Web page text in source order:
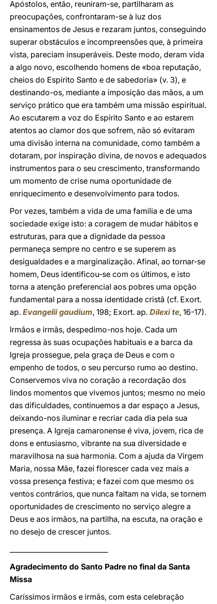
Apóstolos, então, reuniram-se, partilharam as
preocupações, confrontaram-se à luz dos
ensinamentos de Jesus e rezaram juntos, conseguindo
superar obstáculos e incompreensões que, à primeira
vista, pareciam insuperáveis. Deste modo, deram vida
a algo novo, escolhendo homens de «boa reputação,
cheios do Espírito Santo e de sabedoria» (v. 3), e
destinando-os, mediante a imposição das mãos, a um
serviço prático que era também uma missão espiritual.
Ao escutarem a voz do Espírito Santo e ao estarem
atentos ao clamor dos que sofrem, não só evitaram
uma divisão interna na comunidade, como também a
dotaram, por inspiração divina, de novos e adequados
instrumentos para o seu crescimento, transformando
um momento de crise numa oportunidade de
enriquecimento e desenvolvimento para todos.
Por vezes, também a vida de uma família e de uma
sociedade exige isto: a coragem de mudar hábitos e
estruturas, para que a dignidade da pessoa
permaneça sempre no centro e se superem as
desigualdades e a marginalização. Afinal, ao tornar-se
homem, Deus identificou-se com os últimos, e isto
torna a atenção preferencial aos pobres uma opção
fundamental para a nossa identidade cristã (cf. Exort.
ap. Evangelii gaudium, 198; Exort. ap. Dilexi te, 16-17).
Irmãos e irmãs, despedimo-nos hoje. Cada um
regressa às suas ocupações habituais e a barca da
Igreja prossegue, pela graça de Deus e com o
empenho de todos, o seu percurso rumo ao destino.
Conservemos viva no coração a recordação dos
lindos momentos que vivemos juntos; mesmo no meio
das dificuldades, continuemos a dar espaço a Jesus,
deixando-nos iluminar e recriar cada dia pela sua
presença. A Igreja camaronense é viva, jovem, rica de
dons e entusiasmo, vibrante na sua diversidade e
maravilhosa na sua harmonia. Com a ajuda da Virgem
Maria, nossa Mãe, fazei florescer cada vez mais a
vossa presença festiva; e fazei com que mesmo os
ventos contrários, que nunca faltam na vida, se tornem
oportunidades de crescimento no serviço alegre a
Deus e aos irmãos, na partilha, na escuta, na oração e
no desejo de crescer juntos.
Agradecimento do Santo Padre no final da Santa
Missa
Caríssimos irmãos e irmãs, com esta celebração